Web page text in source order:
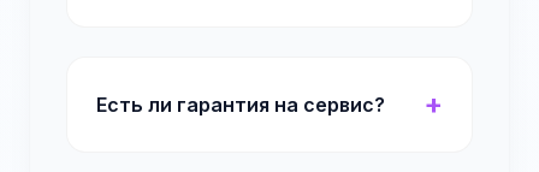
Есть ли гарантия на сервис?